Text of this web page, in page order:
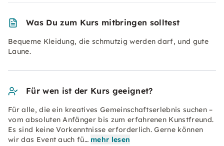
Was Du zum Kurs mitbringen solltest
Bequeme Kleidung, die schmutzig werden darf, und gute
Laune.
Für wen ist der Kurs geeignet?
Für alle, die ein kreatives Gemeinschaftserlebnis suchen –
vom absoluten Anfänger bis zum erfahrenen Kunstfreund.
Es sind keine Vorkenntnisse erforderlich. Gerne können
wir das Event auch fü… mehr lesen